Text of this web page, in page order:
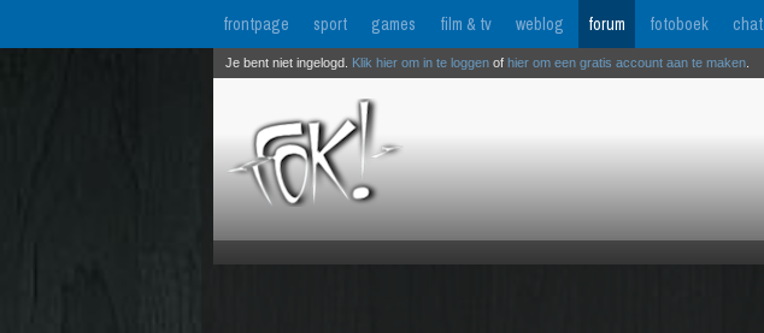
frontpage sport games film & tv weblog forum fotoboek chat
Je bent niet ingelogd. Klik hier om in te loggen of hier om een gratis account aan te maken